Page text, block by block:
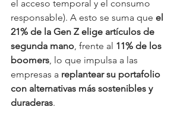
el acceso temporal y el consumo
responsable). A esto se suma que el
21% de la Gen Z elige artículos de
segunda mano, frente al 11% de los
boomers, lo que impulsa a las
empresas a replantear su portafolio
con alternativas más sostenibles y
duraderas.